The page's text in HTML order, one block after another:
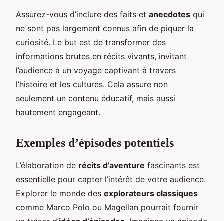
Assurez-vous d’inclure des faits et anecdotes qui
ne sont pas largement connus afin de piquer la
curiosité. Le but est de transformer des
informations brutes en récits vivants, invitant
l’audience à un voyage captivant à travers
l’histoire et les cultures. Cela assure non
seulement un contenu éducatif, mais aussi
hautement engageant.
Exemples d’épisodes potentiels
L’élaboration de récits d’aventure fascinants est
essentielle pour capter l’intérêt de votre audience.
Explorer le monde des explorateurs classiques
comme Marco Polo ou Magellan pourrait fournir